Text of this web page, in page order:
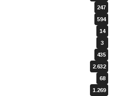
247
594
14
3
435
2.632
68
1.269